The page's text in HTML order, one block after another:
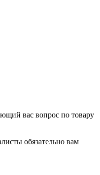
вас вопрос по товару
обязательно вам